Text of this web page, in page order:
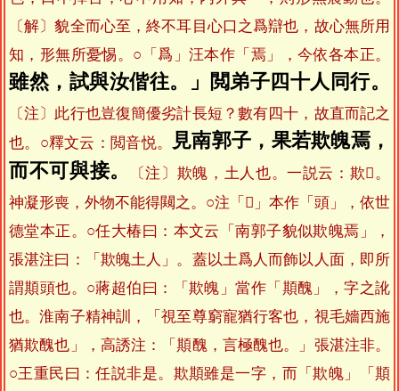
〔解〕貌全而心至，終不耳目心口之爲辯也，故心無所用
知，形無所憂惕。○「爲」汪本作「焉」，今依各本正。
雖然，試與汝偕往。」閲弟子四十人同行。
〔注〕此行也豈復簡優劣計長短？數有四十，故直而記之
也。○釋文云：閲音悦。 見南郭子，果若欺魄焉，
而不可與接。
〔注〕欺魄，土人也。一説云：欺𩔈。
神凝形喪，外物不能得闚之。○注「𩔈」本作「頭」，依世
德堂本正。○任大椿曰：本文云「南郭子貌似欺魄焉」，
張湛注曰：「欺魄土人」。蓋以土爲人而飾以人面，即所
謂䫏頭也。○蔣超伯曰：「欺魄」當作「䫏醜」，字之訛
也。淮南子精神訓，「視至尊窮寵猶行客也，視毛嬙西施
猶欺醜也」，高誘注：「䫏醜，言極醜也。」張湛注非。
○王重民曰：任説非是。欺䫏雖是一字，而「欺魄」「䫏